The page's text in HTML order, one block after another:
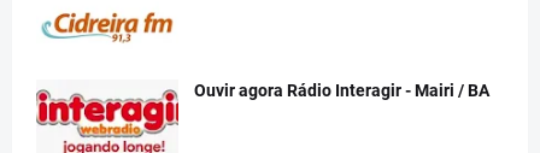
Ouvir agora Rádio Interagir - Mairi / BA